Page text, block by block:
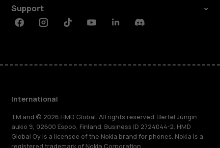
Support
FacebookInstagramTiktokYoutubeLinkedinDiscord
International
TM and © 2026 HMD Global. All rights reserved. Bertel Jungin
aukio 9, 02600 Espoo, Finland. Business ID 2724044-2. HMD
Global Oy is a licensee of the Nokia brand for phones. Nokia is a